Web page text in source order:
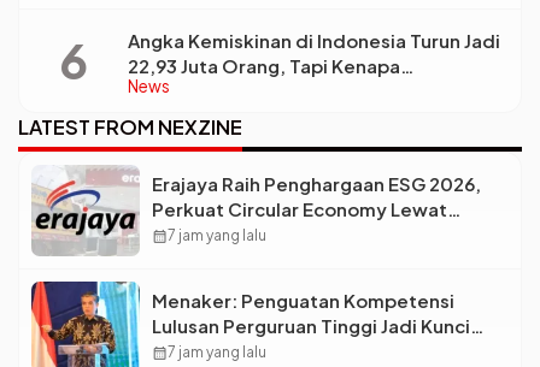
News
Angka Kemiskinan di Indonesia Turun Jadi
22,93 Juta Orang, Tapi Kenapa
Ketimpangan Desa dan Kota Malah Makin
Lebar?
LATEST FROM NEXZINE
Erajaya Raih Penghargaan ESG 2026,
Perkuat Circular Economy Lewat
Pengelolaan Limbah Berkelanjutan
calendar_month7 jam yang lalu
Menaker: Penguatan Kompetensi
Lulusan Perguruan Tinggi Jadi Kunci
Menjawab Kebutuhan Dunia Kerja
calendar_month7 jam yang lalu